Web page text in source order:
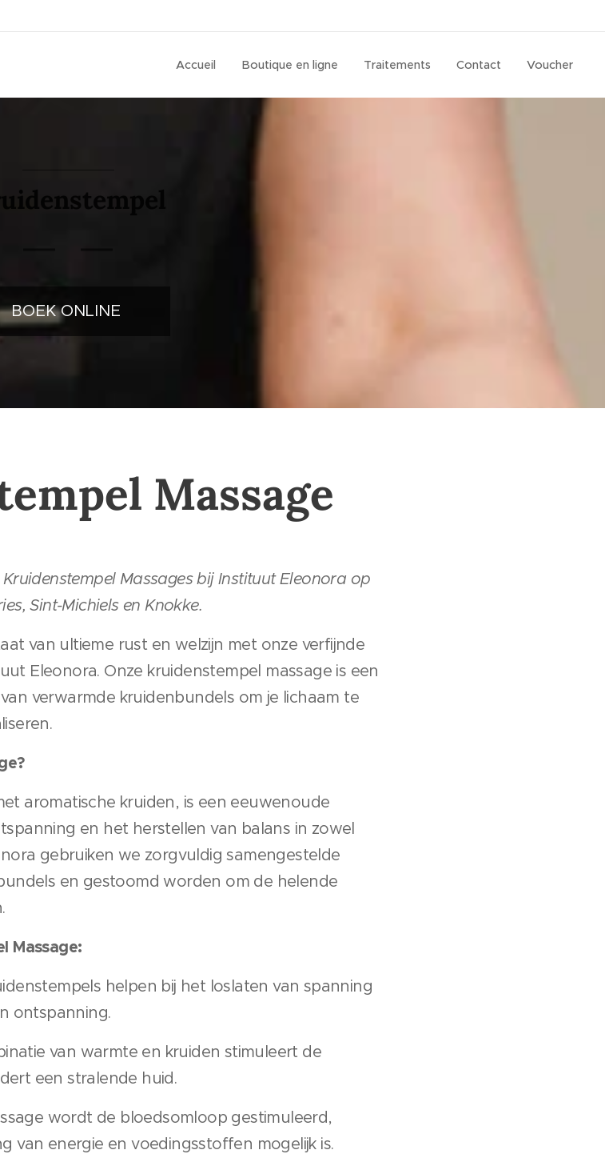
Accueil Boutique en ligne Traitements Contact Voucher
BOEK ONLINE
Massage
Massages bij Instituut Eleonora op
Sint-Michiels en Knokke.
van ultieme rust en welzijn met onze verfijnde
Eleonora. Onze kruidenstempel massage is een
verwarmde kruidenbundels om je lichaam te
aromatische kruiden, is een eeuwenoude
en het herstellen van balans in zowel
gebruiken we zorgvuldig samengestelde
en gestoomd worden om de helende
Massage:
helpen bij het loslaten van spanning
ontspanning.
van warmte en kruiden stimuleert de
een stralende huid.
wordt de bloedsomloop gestimuleerd,
van energie en voedingsstoffen mogelijk is.